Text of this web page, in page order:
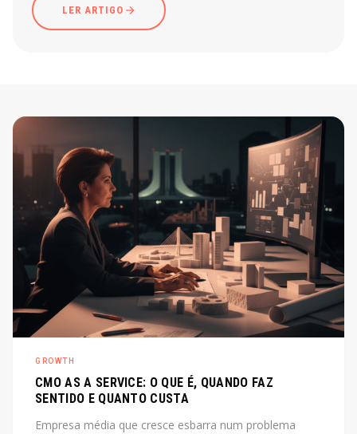
LER ARTIGO
GROWTH
CMO AS A SERVICE: O QUE É, QUANDO FAZ
SENTIDO E QUANTO CUSTA
Empresa média que cresce esbarra num problema